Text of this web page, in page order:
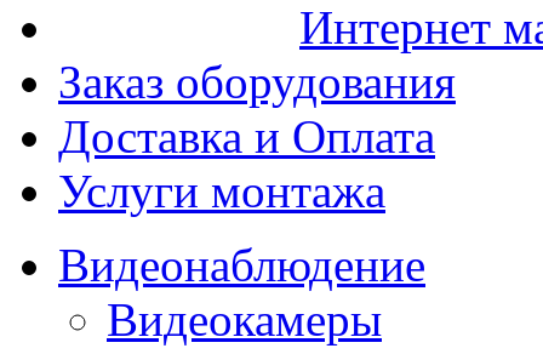
Интернет
Заказ оборудования
Доставка и Оплата
Услуги монтажа
Видеонаблюдение
Видеокамеры